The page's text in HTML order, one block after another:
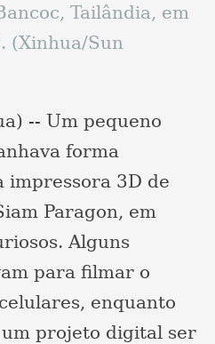
Tailândia, em
(Xinhua/Sun
-- Um pequeno
forma
impressora 3D de
Paragon, em
Alguns
para filmar o
enquanto
projeto digital ser